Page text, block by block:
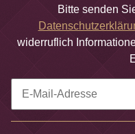
Bitte senden
widerruflich